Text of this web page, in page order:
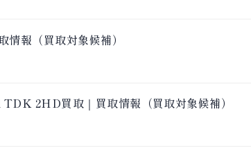
報（買取対象候補）
2HD買取｜買取情報（買取対象候補）